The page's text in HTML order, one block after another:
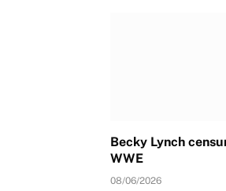
Becky Lynch
WWE
08/06/2026